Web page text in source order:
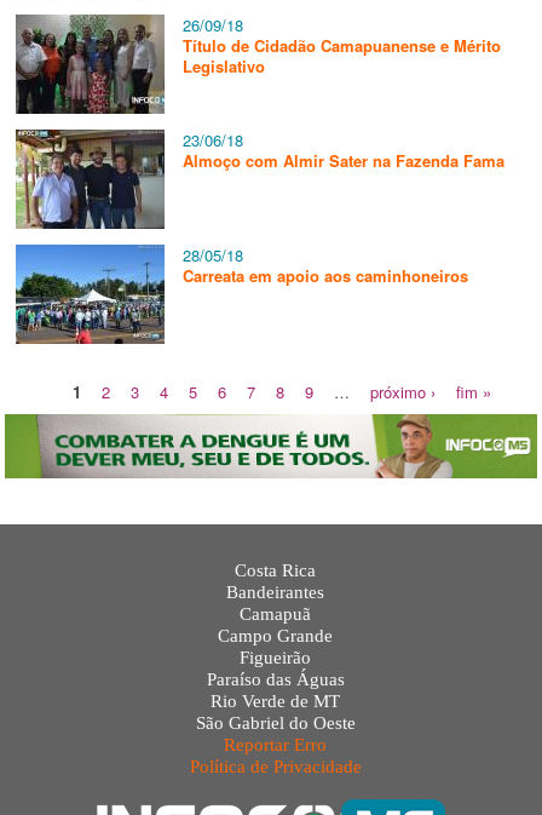
26/09/18
Título de Cidadão Camapuanense e Mérito
Legislativo
23/06/18
Almoço com Almir Sater na Fazenda Fama
28/05/18
Carreata em apoio aos caminhoneiros
1 2 3 4 5 6 7 8 9 … próximo › fim »
Costa Rica
Bandeirantes
Camapuã
Campo Grande
Figueirão
Paraíso das Águas
Rio Verde de MT
São Gabriel do Oeste
Reportar Erro
Política de Privacidade